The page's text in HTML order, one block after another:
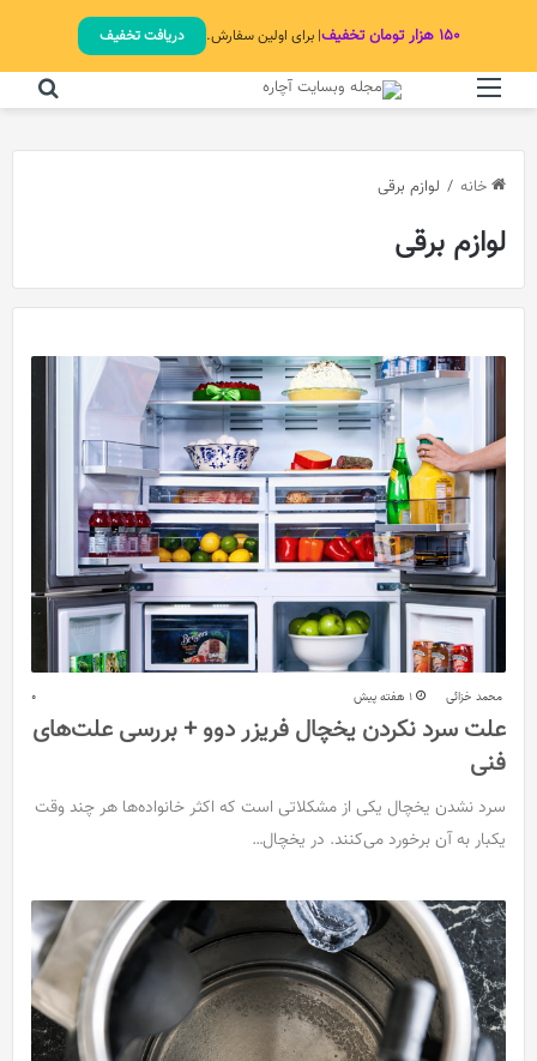
۱۵۰ هزار تومان تخفیف | برای اولین سفارش. دریافت تخفیف
خانه / لوازم برقی
لوازم برقی
محمد خزائی 1 هفته پیش 0
علت سرد نکردن یخچال فریزر دوو + بررسی علت‌های
فنی
سرد نشدن یخچال یکی از مشکلاتی است که اکثر خانواده‌ها هر چند وقت
یکبار به آن برخورد می‌کنند. در یخچال…